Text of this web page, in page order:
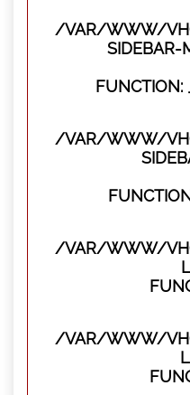
/VAR/WWW/
SIDEBAR-
FUNCTION:
/VAR/WWW/
/VAR/WWW/
/VAR/WWW/